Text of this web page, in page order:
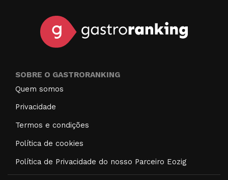
SOBRE O GASTRORANKING
Quem somos
Privacidade
Termos e condições
Política de cookies
Política de Privacidade do nosso Parceiro Eozig